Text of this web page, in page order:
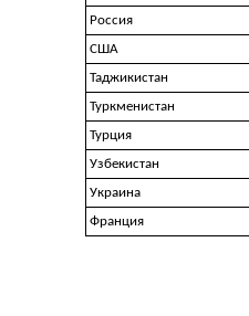
Россия
США
Таджикистан
Туркменистан
Турция
Узбекистан
Украина
Франция